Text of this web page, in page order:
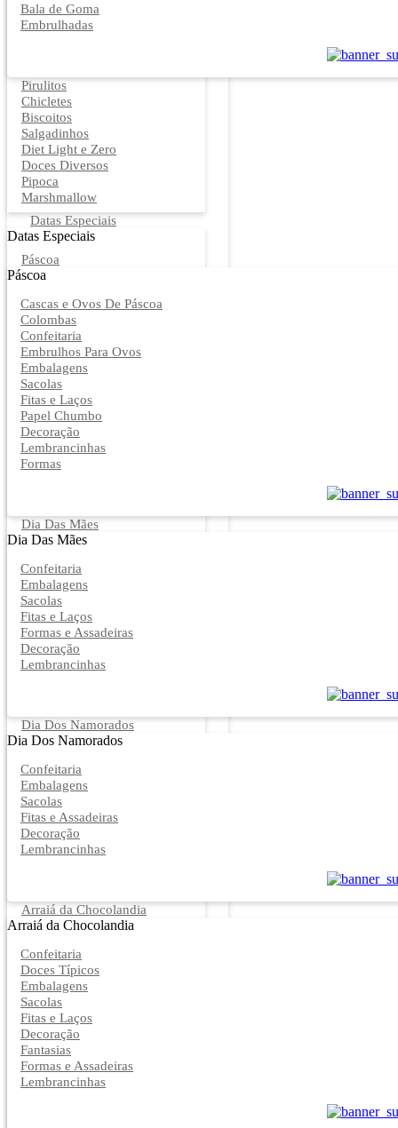
Bala de Goma
Embrulhadas
Pirulitos
Chicletes
Biscoitos
Salgadinhos
Diet Light e Zero
Doces Diversos
Pipoca
Marshmallow
Datas Especiais
Datas Especiais
Páscoa
Páscoa
Cascas e Ovos De Páscoa
Colombas
Confeitaria
Embrulhos Para Ovos
Embalagens
Sacolas
Fitas e Laços
Papel Chumbo
Decoração
Lembrancinhas
Formas
Dia Das Mães
Dia Das Mães
Confeitaria
Embalagens
Sacolas
Fitas e Laços
Formas e Assadeiras
Decoração
Lembrancinhas
Dia Dos Namorados
Dia Dos Namorados
Confeitaria
Embalagens
Sacolas
Fitas e Assadeiras
Decoração
Lembrancinhas
Arraiá da Chocolandia
Arraiá da Chocolandia
Confeitaria
Doces Típicos
Embalagens
Sacolas
Fitas e Laços
Decoração
Fantasias
Formas e Assadeiras
Lembrancinhas